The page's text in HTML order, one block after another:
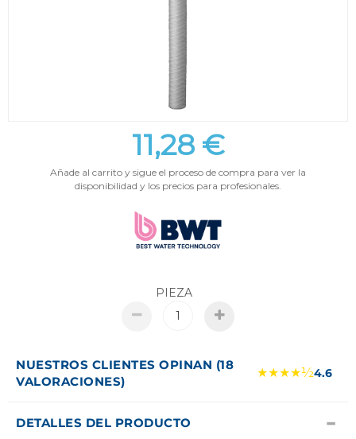
11,28 €
Añade al carrito y sigue el proceso de compra para ver la
disponibilidad y los precios para profesionales.
PIEZA
NUESTROS CLIENTES OPINAN (18
VALORACIONES)
★★★★½4.6
DETALLES DEL PRODUCTO